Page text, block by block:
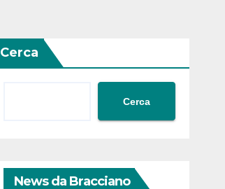
Cerca
Cerca
News da Bracciano